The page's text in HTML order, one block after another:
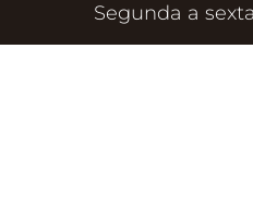
Segunda a